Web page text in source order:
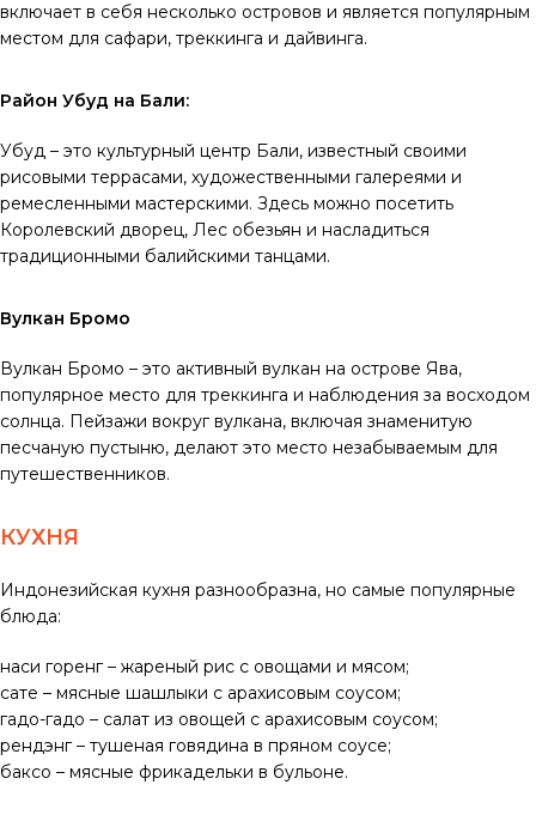
включает в себя несколько островов и является популярным
местом для сафари, треккинга и дайвинга.
Район Убуд на Бали:
Убуд – это культурный центр Бали, известный своими
рисовыми террасами, художественными галереями и
ремесленными мастерскими. Здесь можно посетить
Королевский дворец, Лес обезьян и насладиться
традиционными балийскими танцами.
Вулкан Бромо
Вулкан Бромо – это активный вулкан на острове Ява,
популярное место для треккинга и наблюдения за восходом
солнца. Пейзажи вокруг вулкана, включая знаменитую
песчаную пустыню, делают это место незабываемым для
путешественников.
КУХНЯ
Индонезийская кухня разнообразна, но самые популярные
блюда:
наси горенг – жареный рис с овощами и мясом;
сате – мясные шашлыки с арахисовым соусом;
гадо-гадо – салат из овощей с арахисовым соусом;
рендэнг – тушеная говядина в пряном соусе;
баксо – мясные фрикадельки в бульоне.